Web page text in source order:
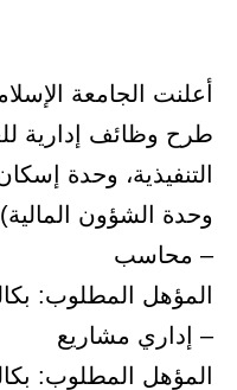
أعلنت الجامعة
طرح وظائف إدارية
التنفيذية، وحدة
وحدة الشؤون
– محاسب
المؤهل المطلوب:
– إداري مشاريع
المؤهل المطلوب: